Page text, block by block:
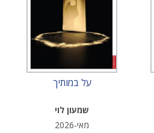
על במותיך
שמעון לוי
מאי-2026